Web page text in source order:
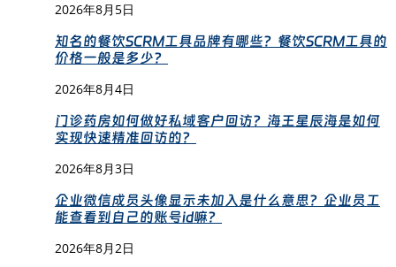
2026年8月5日
知名的餐饮SCRM工具品牌有哪些？餐饮SCRM工具的
价格一般是多少？
2026年8月4日
门诊药房如何做好私域客户回访？海王星辰海是如何
实现快速精准回访的？
2026年8月3日
企业微信成员头像显示未加入是什么意思？企业员工
能查看到自己的账号id嘛？
2026年8月2日